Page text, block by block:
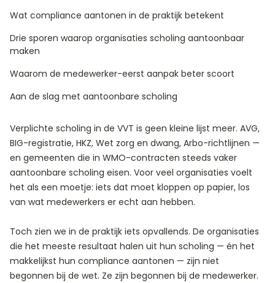
Wat compliance aantonen in de praktijk betekent
Drie sporen waarop organisaties scholing aantoonbaar
maken
Waarom de medewerker-eerst aanpak beter scoort
Aan de slag met aantoonbare scholing
Verplichte scholing in de VVT is geen kleine lijst meer. AVG,
BIG-registratie, HKZ, Wet zorg en dwang, Arbo-richtlijnen —
en gemeenten die in WMO-contracten steeds vaker
aantoonbare scholing eisen. Voor veel organisaties voelt
het als een moetje: iets dat moet kloppen op papier, los
van wat medewerkers er echt aan hebben.
Toch zien we in de praktijk iets opvallends. De organisaties
die het meeste resultaat halen uit hun scholing — én het
makkelijkst hun compliance aantonen — zijn niet
begonnen bij de wet. Ze zijn begonnen bij de medewerker.